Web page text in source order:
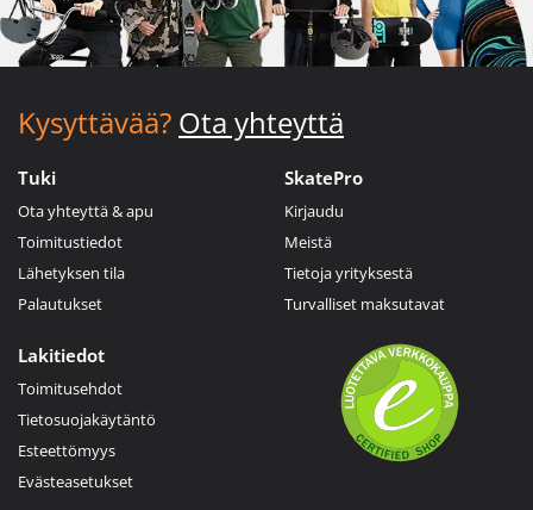
Kysyttävää? Ota yhteyttä
Tuki
Ota yhteyttä & apu
Toimitustiedot
Lähetyksen tila
Palautukset
SkatePro
Kirjaudu
Meistä
Tietoja yrityksestä
Turvalliset maksutavat
Lakitiedot
Toimitusehdot
Tietosuojakäytäntö
Esteettömyys
Evästeasetukset